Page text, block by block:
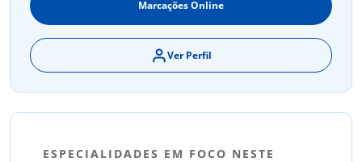
Marcações Online
Ver Perfil
ESPECIALIDADES EM FOCO NESTE